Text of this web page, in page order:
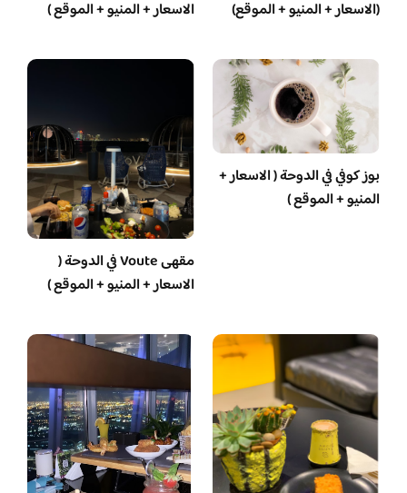
(الاسعار + المنيو + الموقع)
الاسعار + المنيو + الموقع )
بوز كوفي في الدوحة ( الاسعار +
المنيو + الموقع )
مقهى Voute في الدوحة (
الاسعار + المنيو + الموقع )